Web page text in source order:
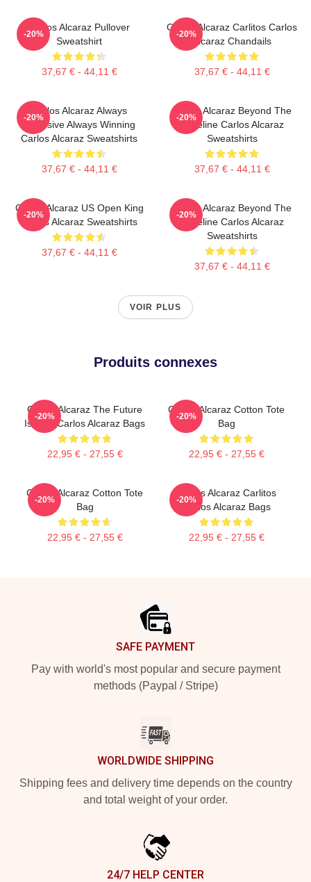
Carlos Alcaraz Pullover
Sweatshirt
37,67 € - 44,11 €
-20%
Carlos Alcaraz Carlitos Carlos
Alcaraz Chandails
37,67 € - 44,11 €
-20%
Carlos Alcaraz Always
Explosive Always Winning
Carlos Alcaraz Sweatshirts
37,67 € - 44,11 €
-20%
Carlos Alcaraz Beyond The
Baseline Carlos Alcaraz
Sweatshirts
37,67 € - 44,11 €
-20%
Carlos Alcaraz US Open King
Carlos Alcaraz Sweatshirts
37,67 € - 44,11 €
-20%
Carlos Alcaraz Beyond The
Baseline Carlos Alcaraz
Sweatshirts
37,67 € - 44,11 €
-20%
VOIR PLUS
Produits connexes
Carlos Alcaraz The Future
Is Now Carlos Alcaraz Bags
22,95 € - 27,55 €
-20%
Carlos Alcaraz Cotton Tote
Bag
22,95 € - 27,55 €
-20%
Carlos Alcaraz Cotton Tote
Bag
22,95 € - 27,55 €
-20%
Carlos Alcaraz Carlitos
Carlos Alcaraz Bags
22,95 € - 27,55 €
-20%
SAFE PAYMENT
Pay with world's most popular and secure payment
methods (Paypal / Stripe)
WORLDWIDE SHIPPING
Shipping fees and delivery time depends on the country
and total weight of your order.
24/7 HELP CENTER